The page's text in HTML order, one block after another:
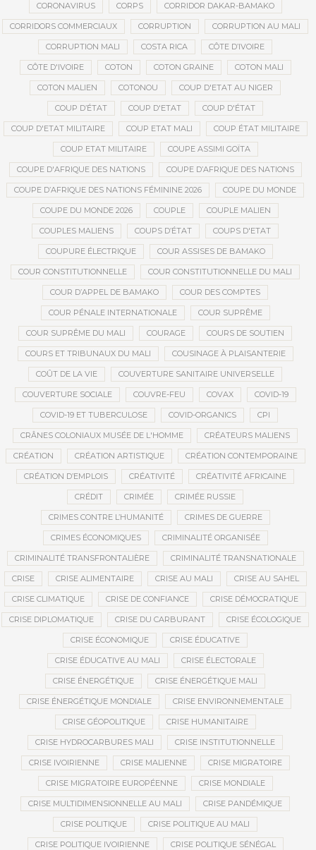
CORONAVIRUS CORPS CORRIDOR DAKAR-BAMAKO
CORRIDORS COMMERCIAUX CORRUPTION CORRUPTION AU MALI
CORRUPTION MALI COSTA RICA CÔTE D’IVOIRE
CÔTE D'IVOIRE COTON COTON GRAINE COTON MALI
COTON MALIEN COTONOU COUP D'ETAT AU NIGER
COUP D’ÉTAT COUP D'ETAT COUP D'ÉTAT
COUP D'ETAT MILITAIRE COUP ETAT MALI COUP ÉTAT MILITAIRE
COUP ETAT MILITAIRE COUPE ASSIMI GOÏTA
COUPE D'AFRIQUE DES NATIONS COUPE D’AFRIQUE DES NATIONS
COUPE D’AFRIQUE DES NATIONS FÉMININE 2026 COUPE DU MONDE
COUPE DU MONDE 2026 COUPLE COUPLE MALIEN
COUPLES MALIENS COUPS D’ÉTAT COUPS D'ETAT
COUPURE ÉLECTRIQUE COUR ASSISES DE BAMAKO
COUR CONSTITUTIONNELLE COUR CONSTITUTIONNELLE DU MALI
COUR D’APPEL DE BAMAKO COUR DES COMPTES
COUR PÉNALE INTERNATIONALE COUR SUPRÊME
COUR SUPRÊME DU MALI COURAGE COURS DE SOUTIEN
COURS ET TRIBUNAUX DU MALI COUSINAGE À PLAISANTERIE
COÛT DE LA VIE COUVERTURE SANITAIRE UNIVERSELLE
COUVERTURE SOCIALE COUVRE-FEU COVAX COVID-19
COVID-19 ET TUBERCULOSE COVID-ORGANICS CPI
CRÂNES COLONIAUX MUSÉE DE L'HOMME CRÉATEURS MALIENS
CRÉATION CRÉATION ARTISTIQUE CRÉATION CONTEMPORAINE
CRÉATION D’EMPLOIS CRÉATIVITÉ CRÉATIVITÉ AFRICAINE
CRÉDIT CRIMÉE CRIMÉE RUSSIE
CRIMES CONTRE L’HUMANITÉ CRIMES DE GUERRE
CRIMES ÉCONOMIQUES CRIMINALITÉ ORGANISÉE
CRIMINALITÉ TRANSFRONTALIÈRE CRIMINALITÉ TRANSNATIONALE
CRISE CRISE ALIMENTAIRE CRISE AU MALI CRISE AU SAHEL
CRISE CLIMATIQUE CRISE DE CONFIANCE CRISE DÉMOCRATIQUE
CRISE DIPLOMATIQUE CRISE DU CARBURANT CRISE ÉCOLOGIQUE
CRISE ÉCONOMIQUE CRISE ÉDUCATIVE
CRISE ÉDUCATIVE AU MALI CRISE ÉLECTORALE
CRISE ÉNERGÉTIQUE CRISE ÉNERGÉTIQUE MALI
CRISE ÉNERGÉTIQUE MONDIALE CRISE ENVIRONNEMENTALE
CRISE GÉOPOLITIQUE CRISE HUMANITAIRE
CRISE HYDROCARBURES MALI CRISE INSTITUTIONNELLE
CRISE IVOIRIENNE CRISE MALIENNE CRISE MIGRATOIRE
CRISE MIGRATOIRE EUROPÉENNE CRISE MONDIALE
CRISE MULTIDIMENSIONNELLE AU MALI CRISE PANDÉMIQUE
CRISE POLITIQUE CRISE POLITIQUE AU MALI
CRISE POLITIQUE IVOIRIENNE CRISE POLITIQUE SÉNÉGAL